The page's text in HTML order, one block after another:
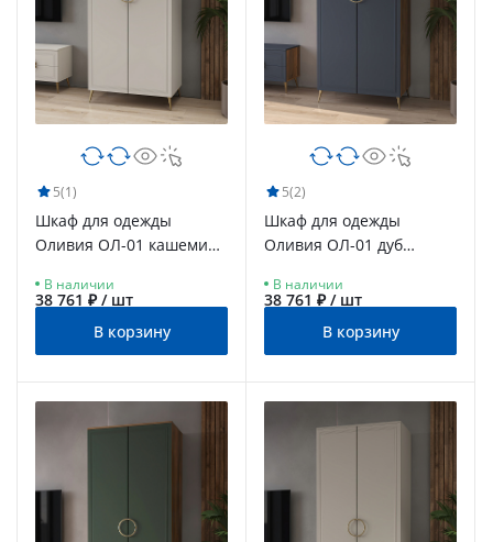
5(1)
Шкаф для одежды
Оливия ОЛ-01 кашемир/
В наличии
38 761 ₽ / шт
В корзину
5(2)
Шкаф для одежды
Оливия ОЛ-01 дуб
ницца
В наличии
38 761 ₽ / шт
В корзину